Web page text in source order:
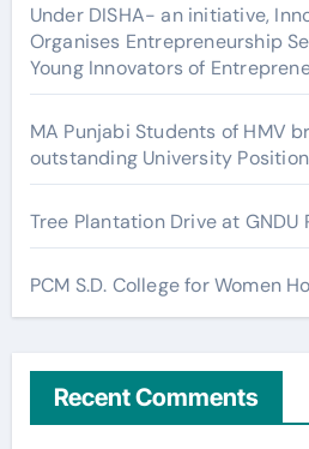
Under DISHA- an initiative,
Organises Entrepreneurship
Young Innovators of
MA Punjabi Students of HMV
outstanding University
Tree Plantation Drive at GNDU
PCM S.D. College for Women
Recent Comments